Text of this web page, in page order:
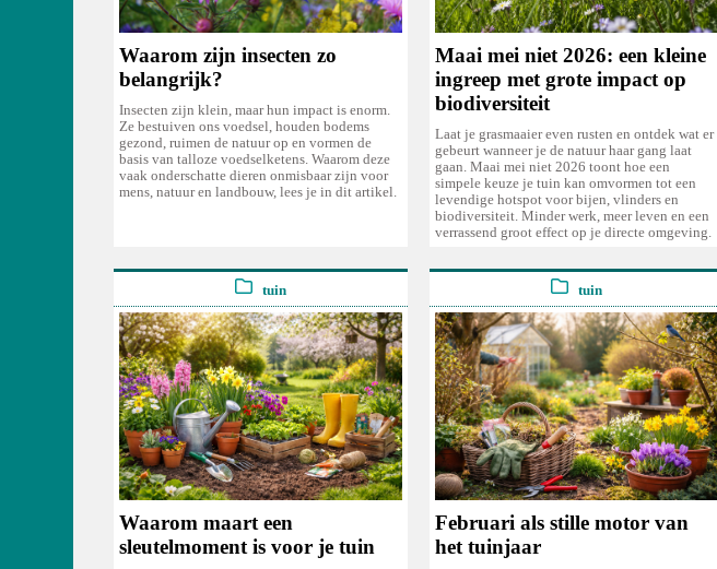
Waarom zijn insecten zo
belangrijk?
Insecten zijn klein, maar hun impact is enorm.
Ze bestuiven ons voedsel, houden bodems
gezond, ruimen de natuur op en vormen de
basis van talloze voedselketens. Waarom deze
vaak onderschatte dieren onmisbaar zijn voor
mens, natuur en landbouw, lees je in dit artikel.
Maai mei niet 2026: een kleine
ingreep met grote impact op
biodiversiteit
Laat je grasmaaier even rusten en ontdek wat er
gebeurt wanneer je de natuur haar gang laat
gaan. Maai mei niet 2026 toont hoe een
simpele keuze je tuin kan omvormen tot een
levendige hotspot voor bijen, vlinders en
biodiversiteit. Minder werk, meer leven en een
verrassend groot effect op je directe omgeving.
tuin
Waarom maart een
sleutelmoment is voor je tuin
tuin
Februari als stille motor van
het tuinjaar